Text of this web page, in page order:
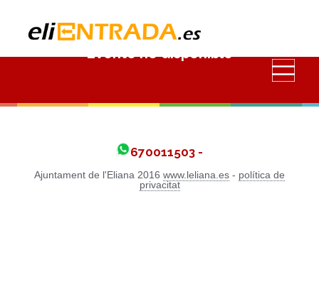
Evento no disponible
670011503 -
Ajuntament de l'Eliana 2016 www.leliana.es - política de
privacitat